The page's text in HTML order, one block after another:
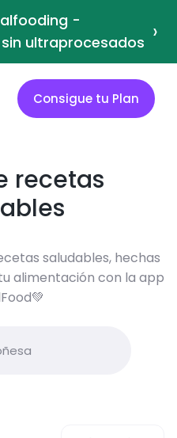
-
ultraprocesados ›
Consigue tu Plan
recetas
saludables, hechas
alimentación con la app